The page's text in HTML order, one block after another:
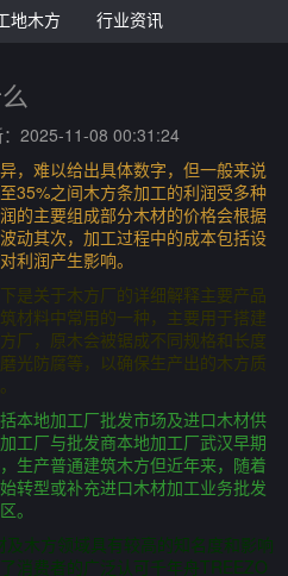
地木方 行业资讯
：2025-11-08 00:31:24
，难以给出具体数字，但一般来说
35%之间木方条加工的利润受多种
的主要组成部分木材的价格会根据
动其次，加工过程中的成本包括设
利润产生影响。
是关于木方厂的详细解释主要产品
材料中常用的一种，主要用于搭建
厂，原木会被锯成不同规格和长度
光防腐等，以确保生产出的木方质
本地加工厂批发市场及进口木材供
工厂与批发商本地加工厂武汉早期
生产普通建筑木方但近年来，随着
转型或补充进口木材加工业务批发
。
木方领域具有较高的知名度和影响
消费者的广泛认可千年舟TREEZO